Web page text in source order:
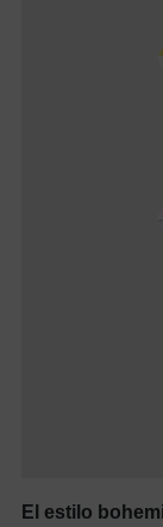
El estilo